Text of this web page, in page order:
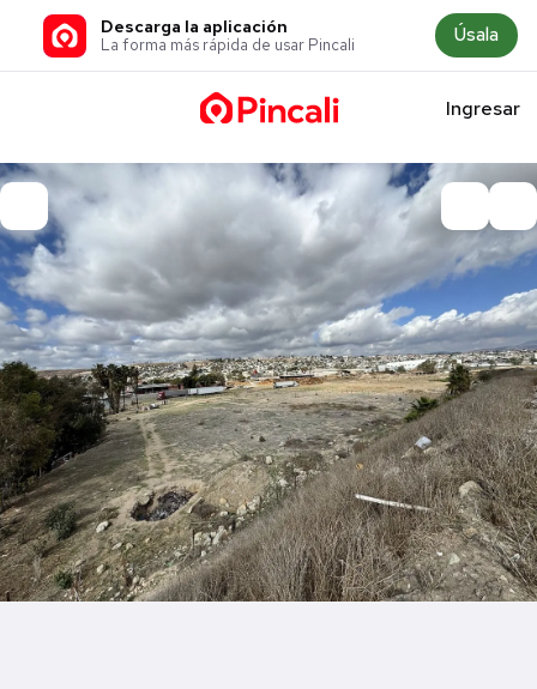
Descarga la aplicación
La forma más rápida de usar Pincali Úsala
Ingresar